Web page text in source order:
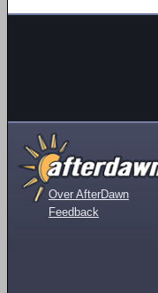
Over AfterDawn
Feedback